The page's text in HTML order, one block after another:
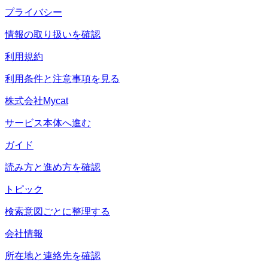
プライバシー
情報の取り扱いを確認
利用規約
利用条件と注意事項を見る
株式会社Mycat
サービス本体へ進む
ガイド
読み方と進め方を確認
トピック
検索意図ごとに整理する
会社情報
所在地と連絡先を確認